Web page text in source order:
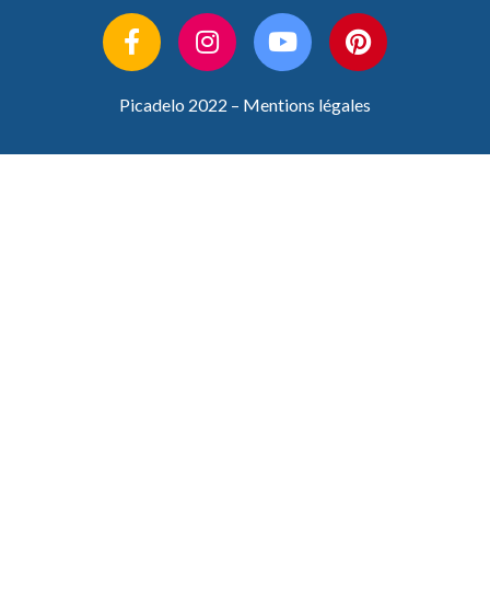
Picadelo 2022 – Mentions légales